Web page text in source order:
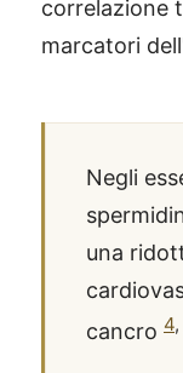
correlazione
marcatori
Negli
una
cancro 4,